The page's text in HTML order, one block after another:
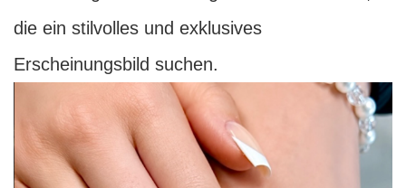
die ein stilvolles und exklusives
Erscheinungsbild suchen.